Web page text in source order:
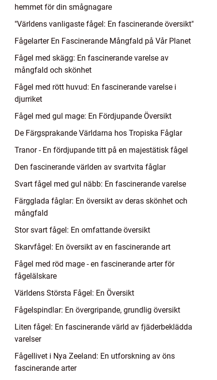
hemmet för din smågnagare
"Världens vanligaste fågel: En fascinerande översikt"
Fågelarter En Fascinerande Mångfald på Vår Planet
Fågel med skägg: En fascinerande varelse av
mångfald och skönhet
Fågel med rött huvud: En fascinerande varelse i
djurriket
Fågel med gul mage: En Fördjupande Översikt
De Färgsprakande Världarna hos Tropiska Fåglar
Tranor - En fördjupande titt på en majestätisk fågel
Den fascinerande världen av svartvita fåglar
Svart fågel med gul näbb: En fascinerande varelse
Färgglada fåglar: En översikt av deras skönhet och
mångfald
Stor svart fågel: En omfattande översikt
Skarvfågel: En översikt av en fascinerande art
Fågel med röd mage - en fascinerande arter för
fågelälskare
Världens Största Fågel: En Översikt
Fågelspindlar: En övergripande, grundlig översikt
Liten fågel: En fascinerande värld av fjäderbeklädda
varelser
Fågellivet i Nya Zeeland: En utforskning av öns
fascinerande arter